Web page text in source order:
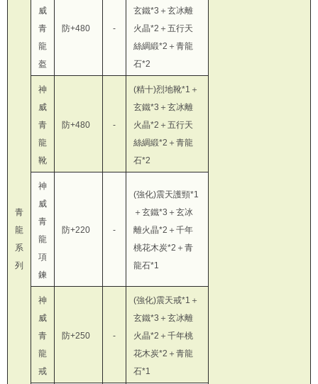
青
龍
系
列
威
青
龍
盔
防+480 -
玄鐵*3＋玄冰離
火晶*2＋五行天
絲綢緞*2＋青龍
石*2
神
威
青
龍
靴
防+480 -
(精十)烈地靴*1＋
玄鐵*3＋玄冰離
火晶*2＋五行天
絲綢緞*2＋青龍
石*2
神
威
青
龍
項
鍊
防+220 -
(強化)震天護頸*1
＋玄鐵*3＋玄冰
離火晶*2＋千年
桃花木炭*2＋青
龍石*1
神
威
青
龍
戒
防+250 -
(強化)震天戒*1＋
玄鐵*3＋玄冰離
火晶*2＋千年桃
花木炭*2＋青龍
石*1